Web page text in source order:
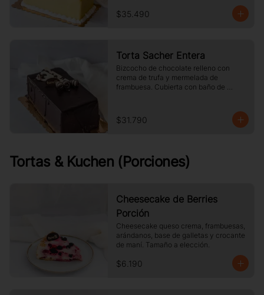
$35.490
Torta Sacher Entera
Bizcocho de chocolate relleno con
crema de trufa y mermelada de
frambuesa. Cubierta con baño de
$31.790
Tortas & Kuchen (Porciones)
Cheesecake de Berries
Porción
Cheesecake queso crema, frambuesas,
arándanos, base de galletas y crocante
de maní. Tamaño a elección.
$6.190